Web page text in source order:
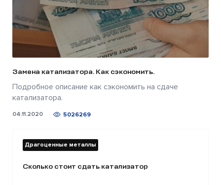
Замена катализатора. Как сэкономить.
Подробное описание как сэкономить на сдаче
катализатора.
04.11.2020 5026269
Драгоценные металлы
Сколько стоит сдать катализатор